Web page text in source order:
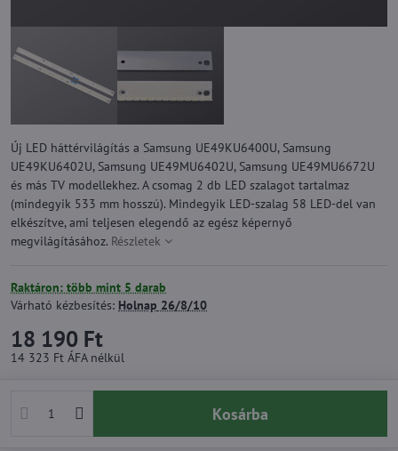
Új LED háttérvilágítás a Samsung UE49KU6400U, Samsung
UE49KU6402U, Samsung UE49MU6402U, Samsung UE49MU6672U
és más TV modellekhez. A csomag 2 db LED szalagot tartalmaz
(mindegyik 533 mm hosszú). Mindegyik LED-szalag 58 LED-del van
elkészítve, ami teljesen elegendő az egész képernyő
megvilágításához. Részletek
Raktáron: több mint 5 darab
Várható kézbesítés: Holnap 26/8/10
18 190 Ft
14 323 Ft ÁFA nélkül
Kosárba